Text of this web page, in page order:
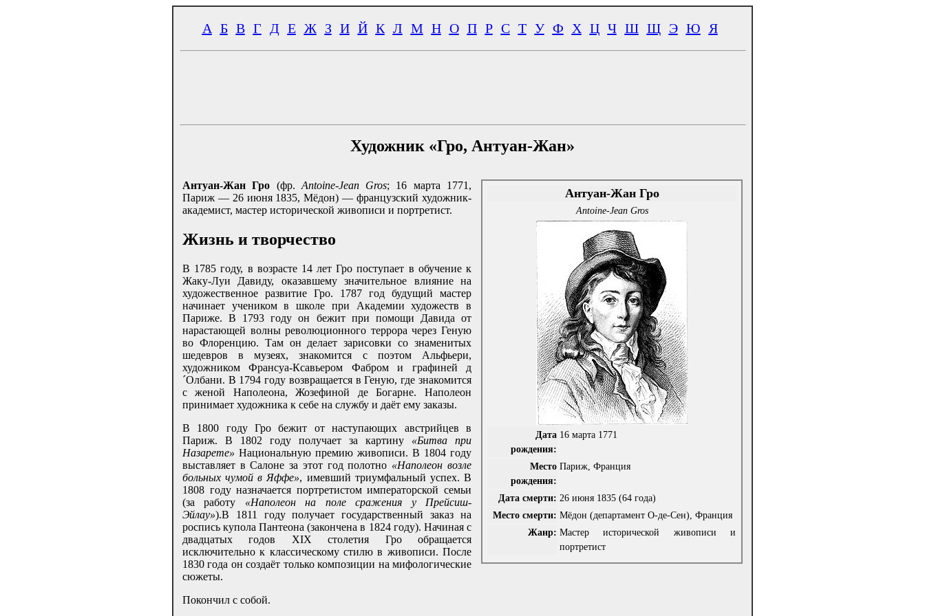
А Б В Г Д Е Ж З И Й К Л М Н О П Р С Т У Ф Х Ц Ч Ш Щ Э Ю Я
Художник «Гро, Антуан-Жан»
Антуан-Жан Гро
Antoine-Jean Gros
Дата
рождения:
16 марта 1771
Место
рождения:
Париж, Франция
Дата смерти: 26 июня 1835 (64 года)
Место смерти: Мёдон (департамент О-де-Сен), Франция
Жанр: Мастер исторической живописи и
портретист
Антуан-Жан Гро (фр. Antoine-Jean Gros; 16 марта 1771,
Париж — 26 июня 1835, Мёдон) — французский художник-
академист, мастер исторической живописи и портретист.
Жизнь и творчество
В 1785 году, в возрасте 14 лет Гро поступает в обучение к
Жаку-Луи Давиду, оказавшему значительное влияние на
художественное развитие Гро. 1787 год будущий мастер
начинает учеником в школе при Академии художеств в
Париже. В 1793 году он бежит при помощи Давида от
нарастающей волны революционного террора через Геную
во Флоренцию. Там он делает зарисовки со знаменитых
шедевров в музеях, знакомится с поэтом Альфьери,
художником Франсуа-Ксавьером Фабром и графиней д
´Олбани. В 1794 году возвращается в Геную, где знакомится
с женой Наполеона, Жозефиной де Богарне. Наполеон
принимает художника к себе на службу и даёт ему заказы.
В 1800 году Гро бежит от наступающих австрийцев в
Париж. В 1802 году получает за картину «Битва при
Назарете» Национальную премию живописи. В 1804 году
выставляет в Салоне за этот год полотно «Наполеон возле
больных чумой в Яффе», имевший триумфальный успех. В
1808 году назначается портретистом императорской семьи
(за работу «Наполеон на поле сражения у Прейсиш-
Эйлау»).В 1811 году получает государственный заказ на
роспись купола Пантеона (закончена в 1824 году). Начиная с
двадцатых годов ХIX столетия Гро обращается
исключительно к классическому стилю в живописи. После
1830 года он создаёт только композиции на мифологические
сюжеты.
Покончил с собой.